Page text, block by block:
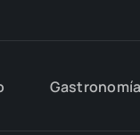
Gas­tro­no­mía